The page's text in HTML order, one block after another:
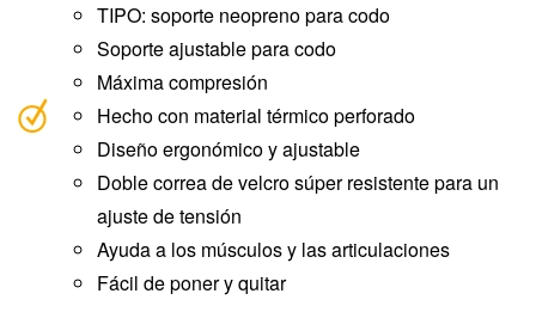
TIPO: soporte neopreno para codo
Soporte ajustable para codo
Máxima compresión
Hecho con material térmico perforado
Diseño ergonómico y ajustable
Doble correa de velcro súper resistente para un
ajuste de tensión
Ayuda a los músculos y las articulaciones
Fácil de poner y quitar